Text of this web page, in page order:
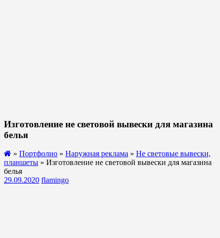
Изготовление не световой вывески для магазина
белья
» Портфолио » Наружная реклама » Не световые вывески,
планшеты » Изготовление не световой вывески для магазина
белья
29.09.2020 flamingo